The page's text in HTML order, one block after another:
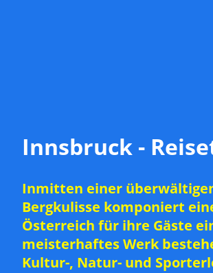
Innsbruck -
Inmitten einer
Bergkulisse komponiert
Österreich für ihre Gäste
meisterhaftes Werk
Kultur-, Natur- und